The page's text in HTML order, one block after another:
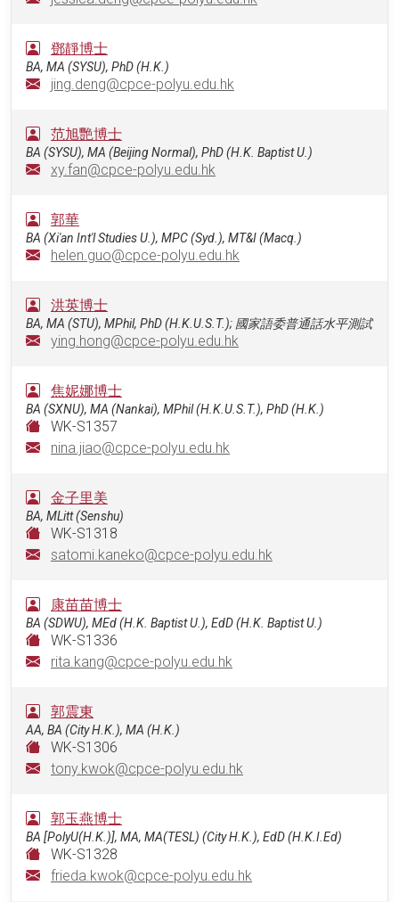
鄧靜博士
BA, MA (SYSU), PhD (H.K.)
jing.deng@cpce-polyu.edu.hk
范旭艷博士
BA (SYSU), MA (Beijing Normal), PhD (H.K. Baptist U.)
xy.fan@cpce-polyu.edu.hk
郭華
BA (Xi'an Int'l Studies U.), MPC (Syd.), MT&I (Macq.)
helen.guo@cpce-polyu.edu.hk
洪英博士
BA, MA (STU), MPhil, PhD (H.K.U.S.T.); 國家語委普通話水平測試
ying.hong@cpce-polyu.edu.hk
焦妮娜博士
BA (SXNU), MA (Nankai), MPhil (H.K.U.S.T.), PhD (H.K.)
WK-S1357
nina.jiao@cpce-polyu.edu.hk
金子里美
BA, MLitt (Senshu)
WK-S1318
satomi.kaneko@cpce-polyu.edu.hk
康苗苗博士
BA (SDWU), MEd (H.K. Baptist U.), EdD (H.K. Baptist U.)
WK-S1336
rita.kang@cpce-polyu.edu.hk
郭震東
AA, BA (City H.K.), MA (H.K.)
WK-S1306
tony.kwok@cpce-polyu.edu.hk
郭玉燕博士
BA [PolyU(H.K.)], MA, MA(TESL) (City H.K.), EdD (H.K.I.Ed)
WK-S1328
frieda.kwok@cpce-polyu.edu.hk